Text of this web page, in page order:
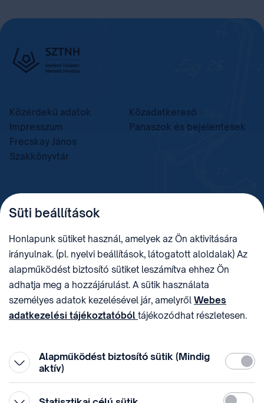
Közérdekű adatok
Közadatkereső
Impresszum
Panaszok és bejelentések
Frecskay János
Szakkönyvtár
TELEFON
+36 (1) 312 4400
sztnh@hipo.gov.hu 15311746-2-42
CÍM
1081 Budapest II. János
Pál pápa tér 7.
HIVATAL RÖVID NEVE
SZTNHOPS, KRID:
174434905
KÖZÖSSÉGI MÉDIA
Süti beállítások
Honlapunk sütiket használ, amelyek az Ön aktivitására
irányulnak. (pl. nyelvi beállítások, látogatott aloldalak) Az
alapműködést biztosító sütiket leszámítva ehhez Ön
adhatja meg a hozzájárulást. A sütik használata
személyes adatok kezelésével jár, amelyről Webes
adatkezelési tájékoztatóból tájékozódhat részletesen.
Alapműködést biztosító sütik (Mindig
aktív)